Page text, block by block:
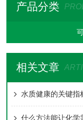
产品分类
相关文章
水质健康的关键指
什么方法能让化学